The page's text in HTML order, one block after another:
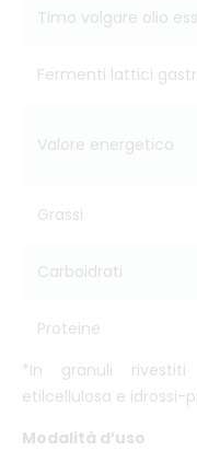
Timo volgare olio
Fermenti lattici
Valore energetico
Grassi
Carboidrati
Proteine
*In granuli rivestiti
etilcellulosa e idrossi-
Modalità d’uso